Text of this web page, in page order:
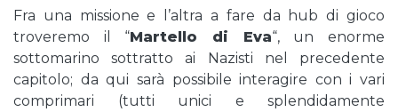
Fra una missione e l’altra a fare da hub di gioco
troveremo il “Martello di Eva“, un enorme
sottomarino sottratto ai Nazisti nel precedente
capitolo; da qui sarà possibile interagire con i vari
comprimari (tutti unici e splendidamente